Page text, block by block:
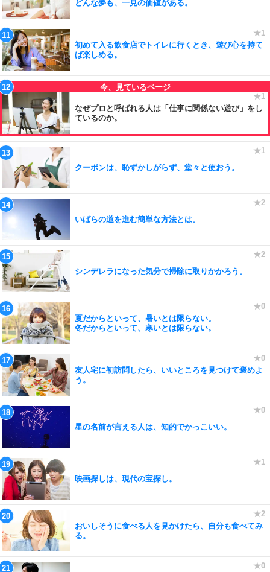
どんな夢も、一見の価値がある。
初めて入る飲食店でトイレに行くとき、遊び心を持て
ば楽しめる。
なぜプロと呼ばれる人は「仕事に関係ない遊び」をし
ているのか。
クーポンは、恥ずかしがらず、堂々と使おう。
いばらの道を進む簡単な方法とは。
シンデレラになった気分で掃除に取りかかろう。
夏だからといって、暑いとは限らない。
冬だからといって、寒いとは限らない。
友人宅に初訪問したら、いいところを見つけて褒めよ
う。
星の名前が言える人は、知的でかっこいい。
映画探しは、現代の宝探し。
おいしそうに食べる人を見かけたら、自分も食べてみ
る。